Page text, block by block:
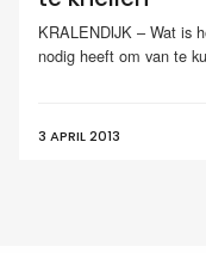
KRALENDIJK – Wat is
nodig heeft om van te
3 APRIL 2013